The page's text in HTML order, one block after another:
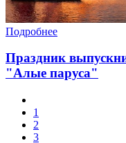
Подробнее
Праздник
"Алые паруса"
1
2
3